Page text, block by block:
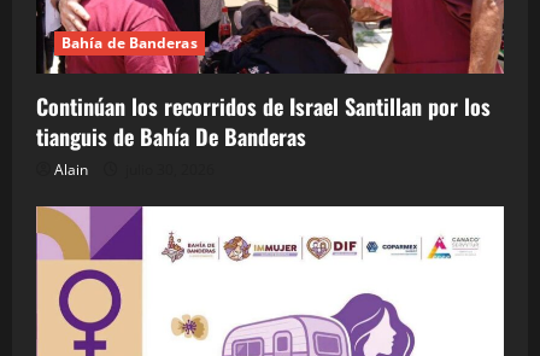
Bahía de Banderas
Continúan los recorridos de Israel Santillan por los
tianguis de Bahía De Banderas
Alain